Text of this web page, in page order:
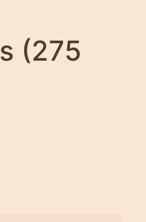
(275